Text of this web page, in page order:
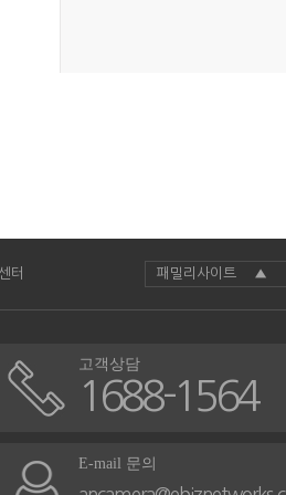
터 패밀리사이트 ▲
고객상담
1688-1564
E-mail 문의